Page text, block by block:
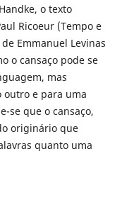
o texto
Ricoeur (Tempo e
Emmanuel Levinas
o cansaço pode se
mas
e para uma
se que o cansaço,
originário que
quanto uma